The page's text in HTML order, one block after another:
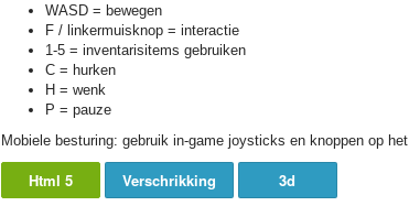
WASD = bewegen
F / linkermuisknop = interactie
1-5 = inventarisitems gebruiken
C = hurken
H = wenk
P = pauze
Mobiele besturing: gebruik in-game joysticks en knoppen op
Html 5 Verschrikking 3d